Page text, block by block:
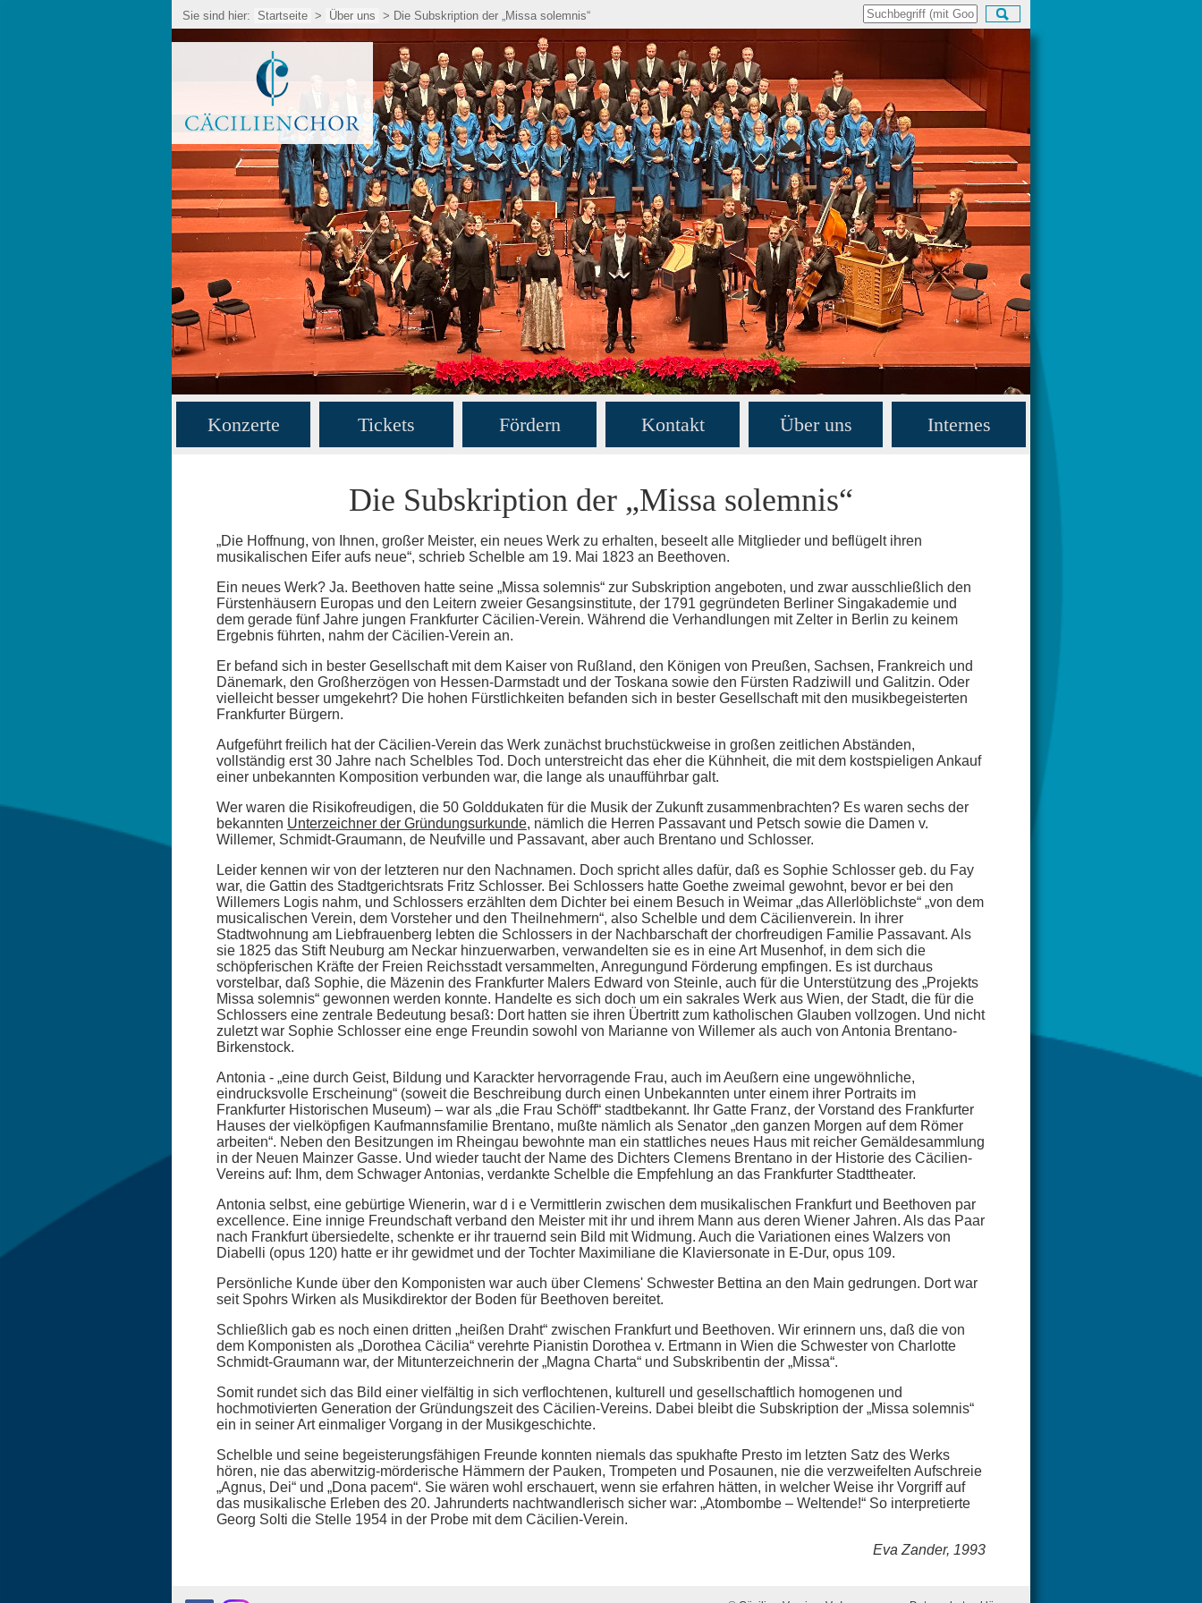
Sie sind hier: Startseite > Über uns > Die Subskription der „Missa solemnis“
Konzerte Tickets Fördern Kontakt Über uns Internes
Die Subskription der „Missa solemnis“
„Die Hoffnung, von Ihnen, großer Meister, ein neues Werk zu erhalten, beseelt alle Mitglieder und beflügelt ihren
musikalischen Eifer aufs neue“, schrieb Schelble am 19. Mai 1823 an Beethoven.
Ein neues Werk? Ja. Beethoven hatte seine „Missa solemnis“ zur Subskription angeboten, und zwar ausschließlich den
Fürstenhäusern Europas und den Leitern zweier Gesangsinstitute, der 1791 gegründeten Berliner Singakademie und
dem gerade fünf Jahre jungen Frankfurter Cäcilien-Verein. Während die Verhandlungen mit Zelter in Berlin zu keinem
Ergebnis führten, nahm der Cäcilien-Verein an.
Er befand sich in bester Gesellschaft mit dem Kaiser von Rußland, den Königen von Preußen, Sachsen, Frankreich und
Dänemark, den Großherzögen von Hessen-Darmstadt und der Toskana sowie den Fürsten Radziwill und Galitzin. Oder
vielleicht besser umgekehrt? Die hohen Fürstlichkeiten befanden sich in bester Gesellschaft mit den musikbegeisterten
Frankfurter Bürgern.
Aufgeführt freilich hat der Cäcilien-Verein das Werk zunächst bruchstückweise in großen zeitlichen Abständen,
vollständig erst 30 Jahre nach Schelbles Tod. Doch unterstreicht das eher die Kühnheit, die mit dem kostspieligen Ankauf
einer unbekannten Komposition verbunden war, die lange als unaufführbar galt.
Wer waren die Risikofreudigen, die 50 Golddukaten für die Musik der Zukunft zusammenbrachten? Es waren sechs der
bekannten Unterzeichner der Gründungsurkunde, nämlich die Herren Passavant und Petsch sowie die Damen v.
Willemer, Schmidt-Graumann, de Neufville und Passavant, aber auch Brentano und Schlosser.
Leider kennen wir von der letzteren nur den Nachnamen. Doch spricht alles dafür, daß es Sophie Schlosser geb. du Fay
war, die Gattin des Stadtgerichtsrats Fritz Schlosser. Bei Schlossers hatte Goethe zweimal gewohnt, bevor er bei den
Willemers Logis nahm, und Schlossers erzählten dem Dichter bei einem Besuch in Weimar „das Allerlöblichste“ „von dem
musicalischen Verein, dem Vorsteher und den Theilnehmern“, also Schelble und dem Cäcilienverein. In ihrer
Stadtwohnung am Liebfrauenberg lebten die Schlossers in der Nachbarschaft der chorfreudigen Familie Passavant. Als
sie 1825 das Stift Neuburg am Neckar hinzuerwarben, verwandelten sie es in eine Art Musenhof, in dem sich die
schöpferischen Kräfte der Freien Reichsstadt versammelten, Anregungund Förderung empfingen. Es ist durchaus
vorstelbar, daß Sophie, die Mäzenin des Frankfurter Malers Edward von Steinle, auch für die Unterstützung des „Projekts
Missa solemnis“ gewonnen werden konnte. Handelte es sich doch um ein sakrales Werk aus Wien, der Stadt, die für die
Schlossers eine zentrale Bedeutung besaß: Dort hatten sie ihren Übertritt zum katholischen Glauben vollzogen. Und nicht
zuletzt war Sophie Schlosser eine enge Freundin sowohl von Marianne von Willemer als auch von Antonia Brentano-
Birkenstock.
Antonia - „eine durch Geist, Bildung und Karackter hervorragende Frau, auch im Aeußern eine ungewöhnliche,
eindrucksvolle Erscheinung“ (soweit die Beschreibung durch einen Unbekannten unter einem ihrer Portraits im
Frankfurter Historischen Museum) – war als „die Frau Schöff“ stadtbekannt. Ihr Gatte Franz, der Vorstand des Frankfurter
Hauses der vielköpfigen Kaufmannsfamilie Brentano, mußte nämlich als Senator „den ganzen Morgen auf dem Römer
arbeiten“. Neben den Besitzungen im Rheingau bewohnte man ein stattliches neues Haus mit reicher Gemäldesammlung
in der Neuen Mainzer Gasse. Und wieder taucht der Name des Dichters Clemens Brentano in der Historie des Cäcilien-
Vereins auf: Ihm, dem Schwager Antonias, verdankte Schelble die Empfehlung an das Frankfurter Stadttheater.
Antonia selbst, eine gebürtige Wienerin, war d i e Vermittlerin zwischen dem musikalischen Frankfurt und Beethoven par
excellence. Eine innige Freundschaft verband den Meister mit ihr und ihrem Mann aus deren Wiener Jahren. Als das Paar
nach Frankfurt übersiedelte, schenkte er ihr trauernd sein Bild mit Widmung. Auch die Variationen eines Walzers von
Diabelli (opus 120) hatte er ihr gewidmet und der Tochter Maximiliane die Klaviersonate in E-Dur, opus 109.
Persönliche Kunde über den Komponisten war auch über Clemens' Schwester Bettina an den Main gedrungen. Dort war
seit Spohrs Wirken als Musikdirektor der Boden für Beethoven bereitet.
Schließlich gab es noch einen dritten „heißen Draht“ zwischen Frankfurt und Beethoven. Wir erinnern uns, daß die von
dem Komponisten als „Dorothea Cäcilia“ verehrte Pianistin Dorothea v. Ertmann in Wien die Schwester von Charlotte
Schmidt-Graumann war, der Mitunterzeichnerin der „Magna Charta“ und Subskribentin der „Missa“.
Somit rundet sich das Bild einer vielfältig in sich verflochtenen, kulturell und gesellschaftlich homogenen und
hochmotivierten Generation der Gründungszeit des Cäcilien-Vereins. Dabei bleibt die Subskription der „Missa solemnis“
ein in seiner Art einmaliger Vorgang in der Musikgeschichte.
Schelble und seine begeisterungsfähigen Freunde konnten niemals das spukhafte Presto im letzten Satz des Werks
hören, nie das aberwitzig-mörderische Hämmern der Pauken, Trompeten und Posaunen, nie die verzweifelten Aufschreie
„Agnus, Dei“ und „Dona pacem“. Sie wären wohl erschauert, wenn sie erfahren hätten, in welcher Weise ihr Vorgriff auf
das musikalische Erleben des 20. Jahrunderts nachtwandlerisch sicher war: „Atombombe – Weltende!“ So interpretierte
Georg Solti die Stelle 1954 in der Probe mit dem Cäcilien-Verein.
Eva Zander, 1993